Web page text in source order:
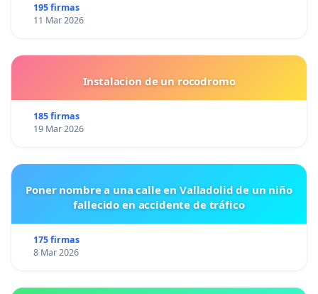
195 firmas
11 Mar 2026
Instalacion de un rocodromo
185 firmas
19 Mar 2026
Poner nombre a una calle en Valladolid de un niño
fallecido en accidente de tráfico
175 firmas
8 Mar 2026